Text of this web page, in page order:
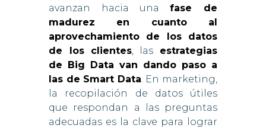
avanzan hacia unafase de
madurez en cuanto al
aprovechamiento de los datos
de los clientes, las estrategias
de Big Data van dando paso a
las de Smart Data. En marketing,
la recopilación de datos útiles
que respondan a las preguntas
adecuadas es la clave para lograr